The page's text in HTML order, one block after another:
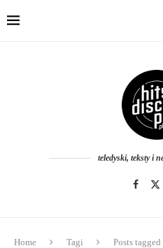
teledyski, teksty i
Home Tagi Posts